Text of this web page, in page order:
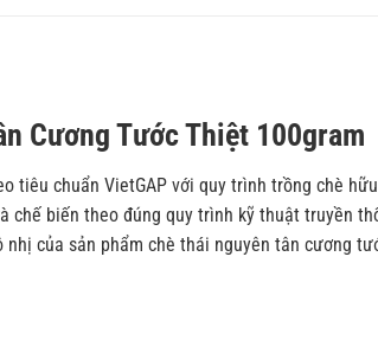
Cương Tước Thiệt 100gram
tiêu chuẩn VietGAP với quy trình trồng chè
biến theo đúng quy trình kỹ thuật truyền
của sản phẩm chè thái nguyên tân cương